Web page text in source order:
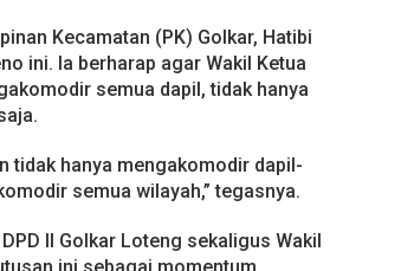
Kecamatan (PK) Golkar, Hatibi
ini. Ia berharap agar Wakil Ketua
semua dapil, tidak hanya
tidak hanya mengakomodir dapil-
semua wilayah,” tegasnya.
II Golkar Loteng sekaligus Wakil
ini sebagai momentum